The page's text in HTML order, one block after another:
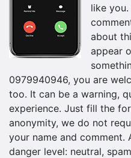
like
about
appear
0979940946, you are
too. It can be a warning,
experience. Just fill the
anonymity, we do not
your name and
danger level: neutral,